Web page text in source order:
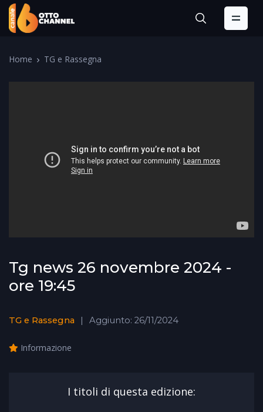
Home TG e Rassegna
Tg news 26 novembre 2024 -
ore 19:45
TG e Rassegna Aggiunto: 26/11/2024
Informazione
I titoli di questa edizione: